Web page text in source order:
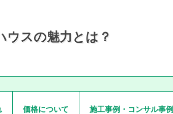
ウスの魅力とは？
価格について 施工事例・コンサル事例